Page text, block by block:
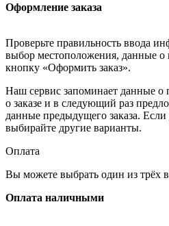
Оформление заказа
Проверьте правильность ввода
выбор местоположения, данные о
кнопку «Оформить заказ».
Наш сервис запоминает данные о
о заказе и в следующий раз
данные предыдущего заказа. Если
выбирайте другие варианты.
Оплата
Вы можете выбрать один из трёх
Оплата наличными